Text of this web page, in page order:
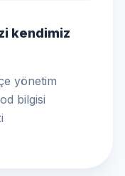
kendimiz
yönetim
bilgisi